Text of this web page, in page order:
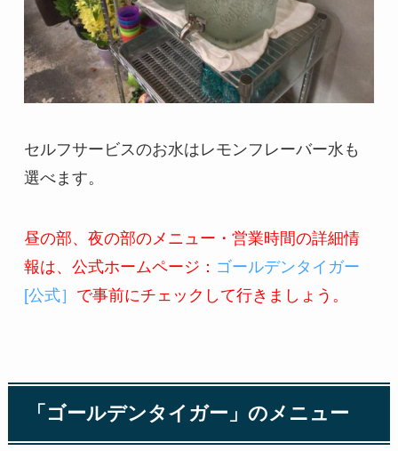
セルフサービスのお水はレモンフレーバー水も
選べます。
昼の部、夜の部のメニュー・営業時間の詳細情
報は、公式ホームページ： ゴールデンタイガー
[公式］ で事前にチェックして行きましょう。
「ゴールデンタイガー」のメニュー